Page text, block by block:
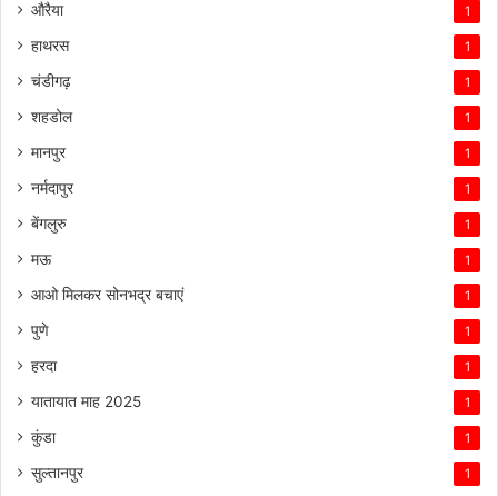
औरैया 1
हाथरस 1
चंडीगढ़ 1
शहडोल 1
मानपुर 1
नर्मदापुर 1
बेंगलुरु 1
मऊ 1
आओ मिलकर सोनभद्र बचाएं 1
पुणे 1
हरदा 1
यातायात माह 2025 1
कुंडा 1
सुल्तानपुर 1